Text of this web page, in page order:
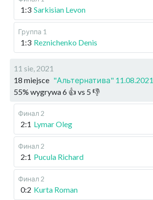
1:3 Sarkisian Levon
Группа 1
1:3 Reznichenko Denis
11 sie, 2021
18 miejsce "Альтернатива" 11.08.2021
55% wygrywa6 👍 vs 5 👎
Финал 2
2:1 Lymar Oleg
Финал 2
2:1 Pucula Richard
Финал 2
0:2 Kurta Roman